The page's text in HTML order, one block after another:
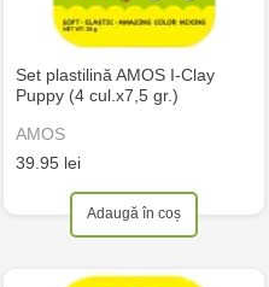
Set plastilină AMOS I-Clay
Puppy (4 cul.x7,5 gr.)
AMOS
39.95 lei
Adaugă în coș